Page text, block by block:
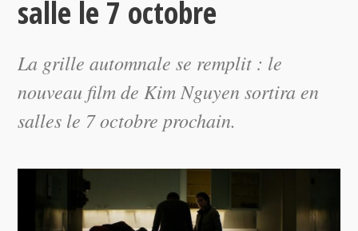
salle le 7 octobre
La grille automnale se remplit : le
nouveau film de Kim Nguyen sortira en
salles le 7 octobre prochain.